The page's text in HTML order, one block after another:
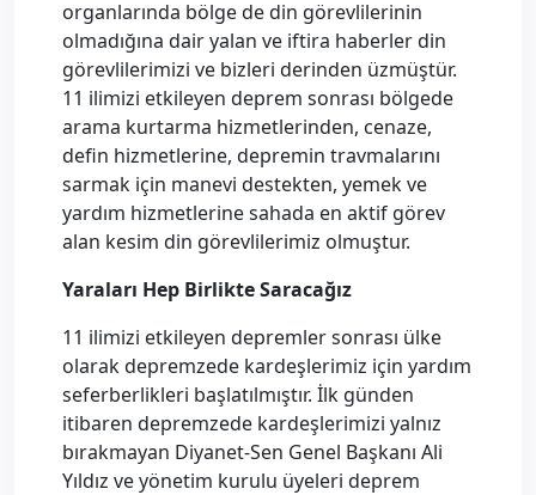
organlarında bölge de din görevlilerinin
olmadığına dair yalan ve iftira haberler din
görevlilerimizi ve bizleri derinden üzmüştür.
11 ilimizi etkileyen deprem sonrası bölgede
arama kurtarma hizmetlerinden, cenaze,
defin hizmetlerine, depremin travmalarını
sarmak için manevi destekten, yemek ve
yardım hizmetlerine sahada en aktif görev
alan kesim din görevlilerimiz olmuştur.
Yaraları Hep Birlikte Saracağız
11 ilimizi etkileyen depremler sonrası ülke
olarak depremzede kardeşlerimiz için yardım
seferberlikleri başlatılmıştır. İlk günden
itibaren depremzede kardeşlerimizi yalnız
bırakmayan Diyanet-Sen Genel Başkanı Ali
Yıldız ve yönetim kurulu üyeleri deprem